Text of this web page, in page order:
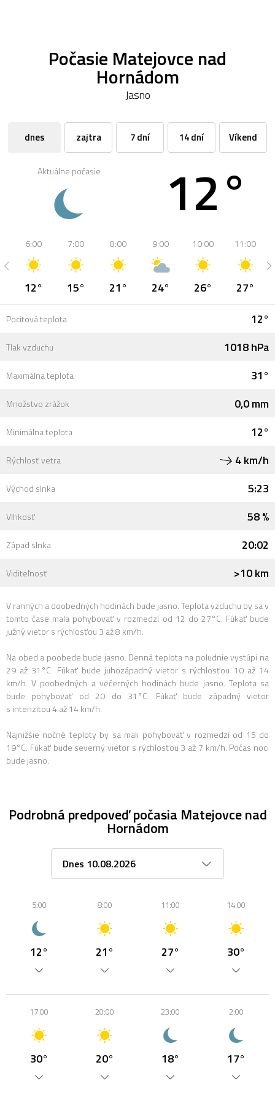
Počasie Matejovce nad
Hornádom
Jasno
dnes zajtra 7 dní 14 dní Víkend
Aktuálne počasie 12°
6:00
12°
7:00
15°
8:00
21°
9:00
24°
10:00
26°
11:00
27°
Pocitová teplota 12°
Tlak vzduchu 1018 hPa
Maximálna teplota 31°
Množstvo zrážok 0,0 mm
Minimálna teplota 12°
Rýchlosť vetra 4 km/h
Východ slnka 5:23
Vlhkosť 58 %
Západ slnka 20:02
Viditeľnosť >10 km
V ranných a doobedných hodinách bude jasno. Teplota vzduchu by sa v
tomto čase mala pohybovať v rozmedzí od 12 do 27°C. Fúkať bude
južný vietor s rýchlosťou 3 až 8 km/h.
Na obed a poobede bude jasno. Denná teplota na poludnie vystúpi na
29 až 31°C. Fúkať bude juhozápadný vietor s rýchlosťou 10 až 14
km/h. V poobedných a večerných hodinách bude jasno. Teplota sa
bude pohybovať od 20 do 31°C. Fúkať bude západný vietor
s intenzitou 4 až 14 km/h.
Najnižšie nočné teploty by sa mali pohybovať v rozmedzí od 15 do
19°C. Fúkať bude severný vietor s rýchlosťou 3 až 7 km/h. Počas noci
bude jasno.
Podrobná predpoveď počasia Matejovce nad
Hornádom
5:00
12°
8:00
21°
11:00
27°
14:00
30°
17:00
30°
20:00
20°
23:00
18°
2:00
17°